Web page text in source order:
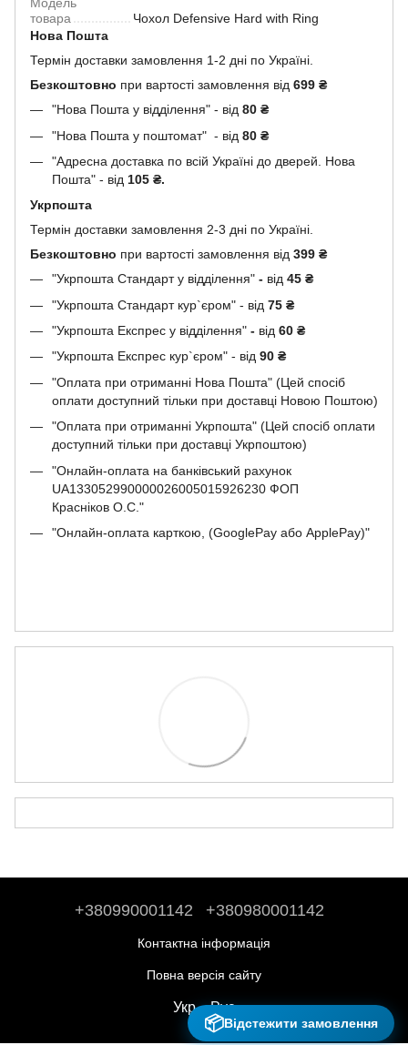
товара
Чохол Defensive Hard with Ring
Нова Пошта
Термін доставки замовлення 1-2 дні по Україні.
Безкоштовно при вартості замовлення від 699 ₴
"Нова Пошта у відділення" - від 80 ₴
"Нова Пошта у поштомат" - від 80 ₴
"Адресна доставка по всій Україні до дверей. Нова
Пошта" - від 105 ₴.
Укрпошта
Термін доставки замовлення 2-3 дні по Україні.
Безкоштовно при вартості замовлення від 399 ₴
"Укрпошта Стандарт у відділення" - від 45 ₴
"Укрпошта Стандарт кур`єром" - від 75 ₴
"Укрпошта Експрес у відділення" - від 60 ₴
"Укрпошта Експрес кур`єром" - від 90 ₴
"Оплата при отриманні Нова Пошта" (Цей спосіб
оплати доступний тільки при доставці Новою Поштою)
"Оплата при отриманні Укрпошта" (Цей спосіб оплати
доступний тільки при доставці Укрпоштою)
"Онлайн-оплата на банківський рахунок
UA133052990000026005015926230 ФОП
Красніков О.С."
"Онлайн-оплата карткою, (GooglePay або ApplePay)"
+380990001142 +380980001142
Контактна інформація
Повна версія сайту
Укр Рус
📦Відстежити замовлення